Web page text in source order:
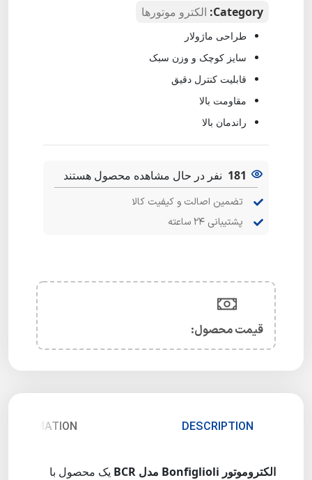
Category: الکترو موتورها
طراحی ماژولار
سایز کوچک و وزن سبک
قابلیت کنترل دقیق
مقاومت بالا
راندمان بالا
181 نفر در حال مشاهده محصول هستند
تضمین اصالت و کیفیت کالا
پشتیبانی ۲۴ ساعته
قیمت محصول:​
DESCRIPTION
الکتروموتور Bonfiglioli مدل BCR
یک محصول با